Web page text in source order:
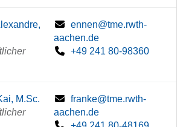
ennen@tme.rwth-
aachen.de
+49 241 80-98360
M.Sc.
franke@tme.rwth-
aachen.de